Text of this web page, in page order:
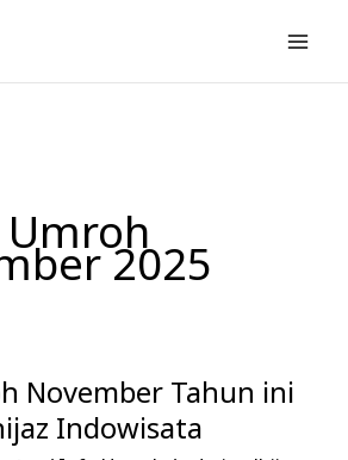
2025
November Tahun ini
Indowisata